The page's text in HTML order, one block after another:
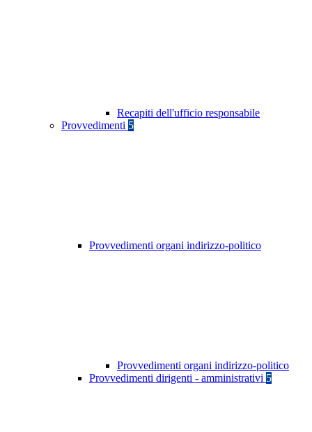
Recapiti dell'ufficio responsabile
Provvedimenti 5
Provvedimenti organi indirizzo-politico
Provvedimenti organi indirizzo-politico
Provvedimenti dirigenti - amministrativi 5